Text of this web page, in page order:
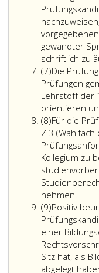
gewandter
schriftlich zu
(7)Absatz
7
Die
Prüfungen
Lehrstoff der
orientieren
(8)Absatz
8
Für die
Z 3
Kollegium zu
nehmen.
die
oder
(9)Absatz
9
Positiv
einer
Sitz hat, als
abgelegt